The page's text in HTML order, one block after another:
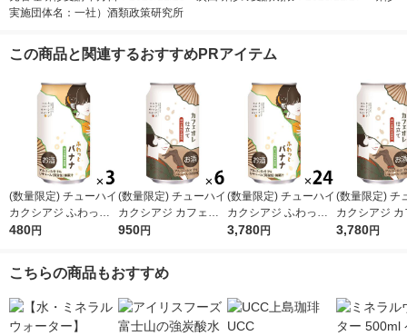
実施団体名：一社）酒類政策研究所
この商品と関連するおすすめPRアイテム
(数量限定) チューハイ
カクシアジ ふわっと
バナナ 缶 350ml 3本
480円
(数量限定) チューハイ
カクシアジ カフェオ
レ仕立て 缶 350ml 6
950円
(数量限定) チューハイ
カクシアジ ふわっと
バナナ 缶 350ml 1ケ
3,780円
(数量限定) チ
カクシアジ
レ仕立て 缶
3,780円
こちらの商品もおすすめ